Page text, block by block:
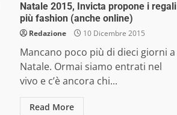
Natale 2015, Invicta propone i regali
più fashion (anche online)
Redazione 10 Dicembre 2015
Mancano poco più di dieci giorni a
Natale. Ormai siamo entrati nel
vivo e c’è ancora chi...
Read More